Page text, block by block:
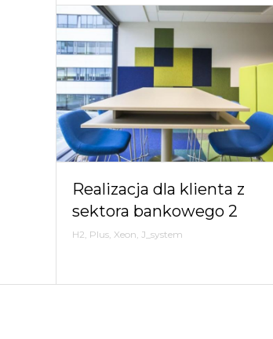
Realizacja dla klienta z
sektora bankowego 2
H2, Plus, Xeon, J_system